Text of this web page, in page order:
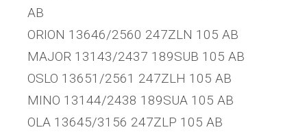
AB
ORION 13646/2560 247ZLN 105 AB
MAJOR 13143/2437 189SUB 105 AB
OSLO 13651/2561 247ZLH 105 AB
MINO 13144/2438 189SUA 105 AB
OLA 13645/3156 247ZLP 105 AB